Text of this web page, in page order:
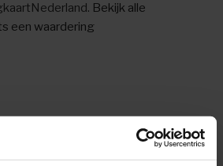
Bekijk alle
een waardering